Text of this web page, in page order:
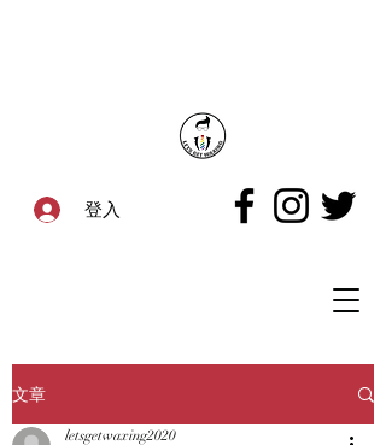
登入
文章
letsgetwaxing2020